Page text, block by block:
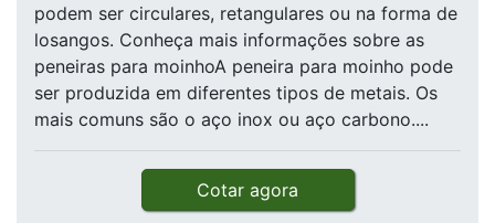
podem ser circulares, retangulares ou na forma de
losangos. Conheça mais informações sobre as
peneiras para moinhoA peneira para moinho pode
ser produzida em diferentes tipos de metais. Os
mais comuns são o aço inox ou aço carbono....
Cotar agora